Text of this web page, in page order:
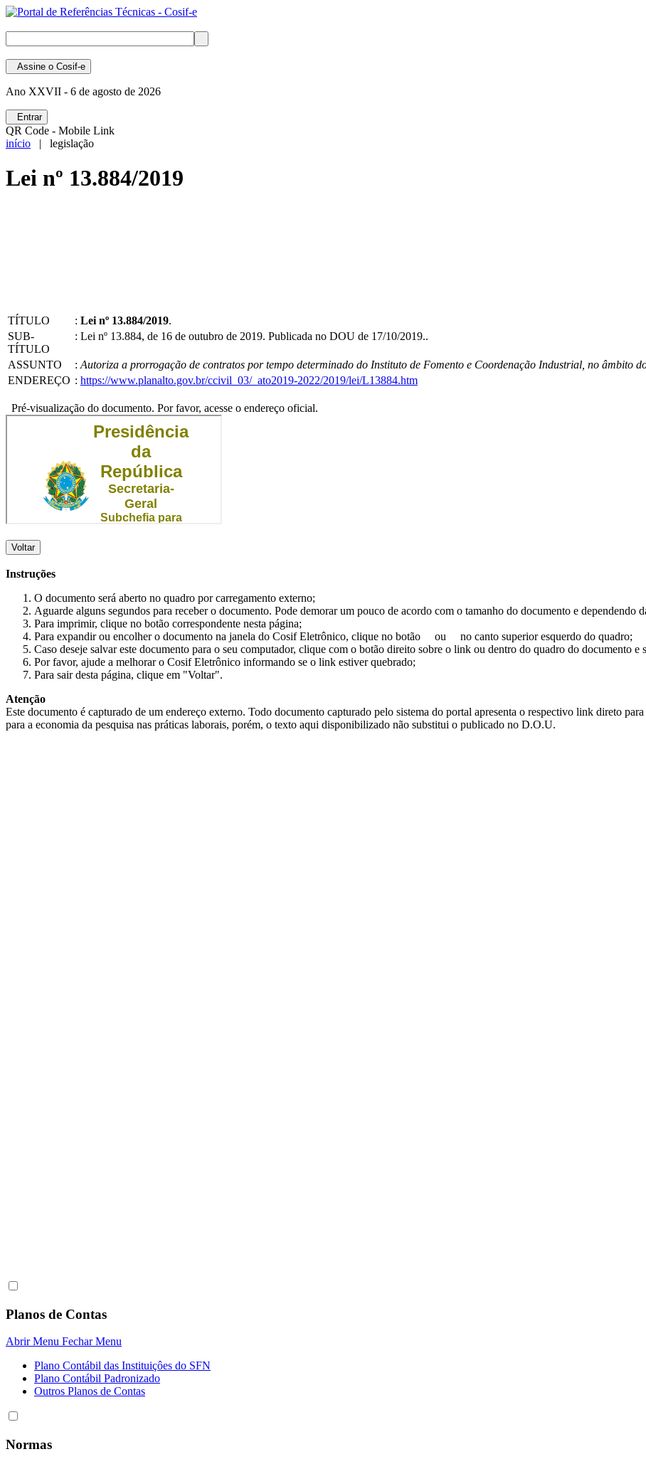
Assine o Cosif-e
Ano XXVII - 6 de agosto de 2026
Entrar
QR Code - Mobile Link
início | legislação
Lei nº 13.884/2019
TÍTULO : Lei nº 13.884/2019.
SUB-
TÍTULO
: Lei nº 13.884, de 16 de outubro de 2019. Publicada no DOU de 17/10/2019..
ASSUNTO : Autoriza a prorrogação de contratos por tempo determinado do Instituto de Fomento e Coordenação Industrial, no âmbito
ENDEREÇO : https://www.planalto.gov.br/ccivil_03/_ato2019-2022/2019/lei/L13884.htm
Pré-visualização do documento. Por favor, acesse o endereço oficial.
Voltar
Instruções
O documento será aberto no quadro por carregamento externo;
Aguarde alguns segundos para receber o documento. Pode demorar um pouco de acordo com o tamanho do documento e dependendo
Para imprimir, clique no botão correspondente nesta página;
Para expandir ou encolher o documento na janela do Cosif Eletrônico, clique no botão
ou
no canto superior esquerdo do quadro;
Caso deseje salvar este documento para o seu computador, clique com o botão direito sobre o link ou dentro do quadro do documento
Por favor, ajude a melhorar o Cosif Eletrônico informando se o link estiver quebrado;
Para sair desta página, clique em "Voltar".
Atenção
Este documento é capturado de um endereço externo. Todo documento capturado pelo sistema do portal apresenta o respectivo link direto
para a economia da pesquisa nas práticas laborais, porém, o texto aqui disponibilizado não substitui o publicado no D.O.U.
Planos de Contas
Abrir Menu Fechar Menu
Plano Contábil das Instituiçôes do SFN
Plano Contábil Padronizado
Outros Planos de Contas
Normas